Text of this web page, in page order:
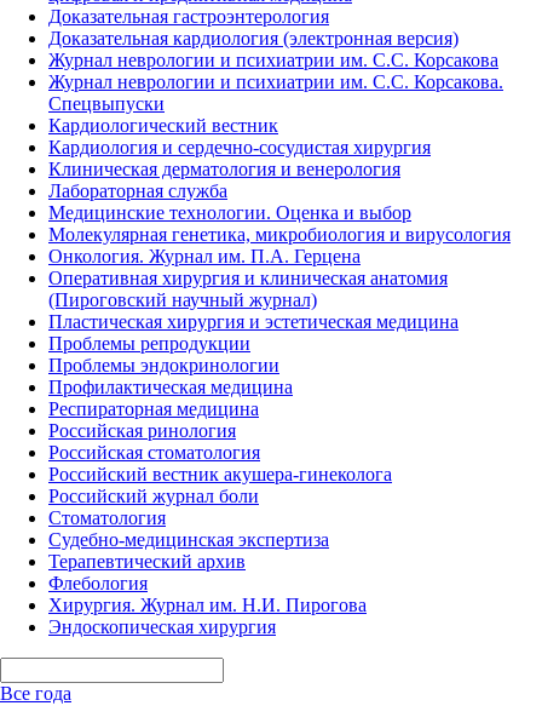
Доказательная гастроэнтерология
Доказательная кардиология (электронная версия)
Журнал неврологии и психиатрии им. С.С. Корсакова
Журнал неврологии и психиатрии им. С.С. Корсакова.
Спецвыпуски
Кардиологический вестник
Кардиология и сердечно-сосудистая хирургия
Клиническая дерматология и венерология
Лабораторная служба
Медицинские технологии. Оценка и выбор
Молекулярная генетика, микробиология и вирусология
Онкология. Журнал им. П.А. Герцена
Оперативная хирургия и клиническая анатомия
(Пироговский научный журнал)
Пластическая хирургия и эстетическая медицина
Проблемы репродукции
Проблемы эндокринологии
Профилактическая медицина
Респираторная медицина
Российская ринология
Российская стоматология
Российский вестник акушера-гинеколога
Российский журнал боли
Стоматология
Судебно-медицинская экспертиза
Терапевтический архив
Флебология
Хирургия. Журнал им. Н.И. Пирогова
Эндоскопическая хирургия
Все года